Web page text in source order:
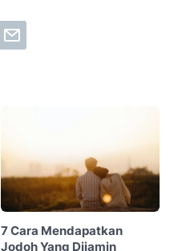
7 Cara Mendapatkan
Jodoh Yang Dijamin